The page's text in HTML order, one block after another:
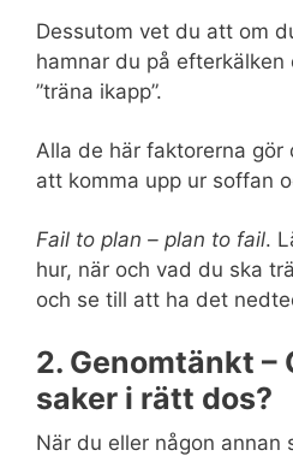
Dessutom vet du att om
hamnar du på efterkälken
”träna ikapp”.
Alla de här faktorerna gör
att komma upp ur soffan
Fail to plan – plan to fail.
hur, när och vad du ska
och se till att ha det
2. Genomtänkt –
saker i rätt dos?
När du eller någon annan